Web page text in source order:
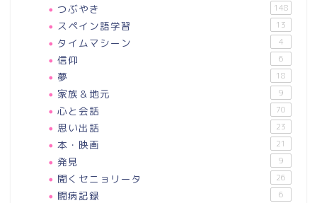
つぶやき 148
スペイン語学習 13
タイムマシーン 4
信仰 6
夢 18
家族＆地元 9
心と会話 70
思い出話 23
本・映画 21
発見 9
聞くセニョリータ 26
闘病記録 6